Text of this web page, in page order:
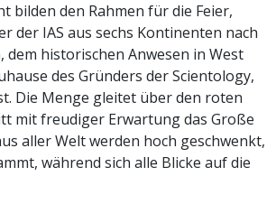
bilden den Rahmen für die Feier,
der IAS aus sechs Kontinenten nach
dem historischen Anwesen in West
des Gründers der Scientology,
Die Menge gleitet über den roten
mit freudiger Erwartung das Große
aller Welt werden hoch geschwenkt,
während sich alle Blicke auf die